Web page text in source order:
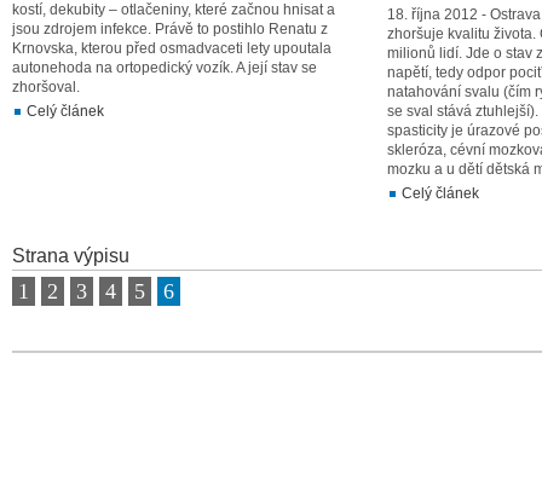
kostí, dekubity – otlačeniny, které začnou hnisat a
jsou zdrojem infekce. Právě to postihlo Renatu z
Krnovska, kterou před osmadvaceti lety upoutala
autonehoda na ortopedický vozík. A její stav se
zhoršoval.
Celý článek
18. října 2012 -
zhoršuje kvalitu života.
milionů lidí. Jde o stav
napětí, tedy odpor
natahování svalu (čím
se sval stává
spasticity je úrazové
skleróza, cévní
mozku a u dětí dětská
Celý článek
Strana výpisu
1 2 3 4 5 6